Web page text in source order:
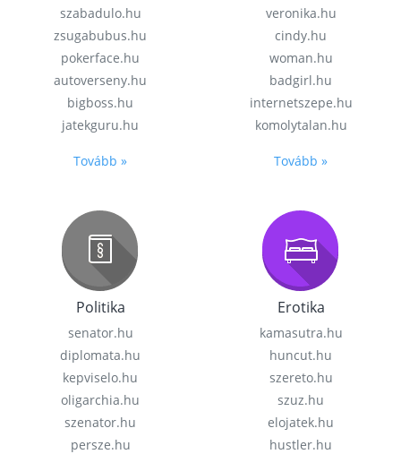
szabadulo.hu
zsugabubus.hu
pokerface.hu
autoverseny.hu
bigboss.hu
jatekguru.hu
Tovább »
veronika.hu
cindy.hu
woman.hu
badgirl.hu
internetszepe.hu
komolytalan.hu
Tovább »
Politika
senator.hu
diplomata.hu
kepviselo.hu
oligarchia.hu
szenator.hu
persze.hu
Erotika
kamasutra.hu
huncut.hu
szereto.hu
szuz.hu
elojatek.hu
hustler.hu